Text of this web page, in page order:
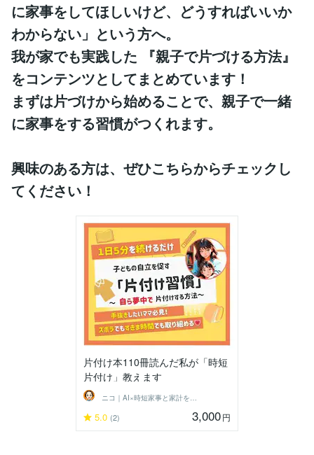
に家事をしてほしいけど、どうすればいいか
わからない」という方へ。
我が家でも実践した 『親子で片づける方法』
をコンテンツとしてまとめています！
まずは片づけから始めることで、親子で一緒
に家事をする習慣がつくれます。
興味のある方は、ぜひこちらからチェックし
てください！
片付け本110冊読んだ私が「時短
片付け」教えます
ニコ｜AI×時短家事と家計を整えるママ
5.0 (2) 3,000円